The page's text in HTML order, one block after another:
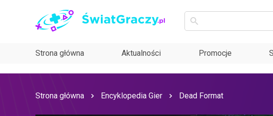
Strona główna Aktualności Promocje
Strona główna Encyklopedia Gier Dead Format